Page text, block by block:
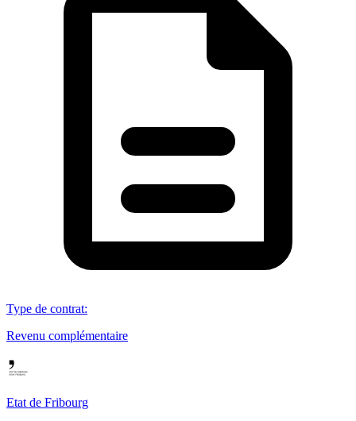
Type de contrat:
Revenu complémentaire
Etat de Fribourg